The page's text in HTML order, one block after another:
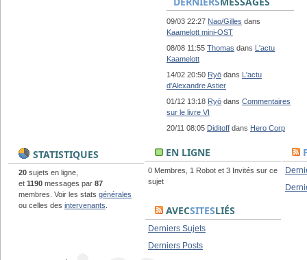
09/03 22:27 Nao/Gilles dans
Kaamelott mini-OST
08/08 11:55 Thomas dans L'actu
Kaamelott
14/02 20:50 Ryō dans L'actu
d'Alexandre Astier
01/12 13:18 Ryō dans Commentaires
sur le livre VI
20/11 08:05 Diditoff dans Hero Corp
STATISTIQUES
20 sujets en ligne,
et 1190 messages par 87
membres. Voir les stats générales
ou celles des intervenants
EN LIGNE
0 Membres, 1 Robot et 3 Invités sur ce
sujet
AVECSITESLIÉS
Derniers Sujets
Derniers Posts